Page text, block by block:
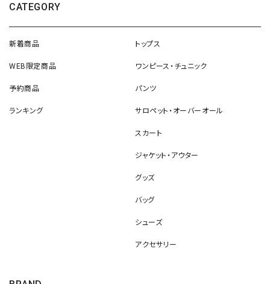
CATEGORY
新着商品
WEB限定商品
予約商品
ランキング
トップス
ワンピース・チュニック
パンツ
サロペット・オーバーオール
スカート
ジャケット・アウター
グッズ
バッグ
シューズ
アクセサリー